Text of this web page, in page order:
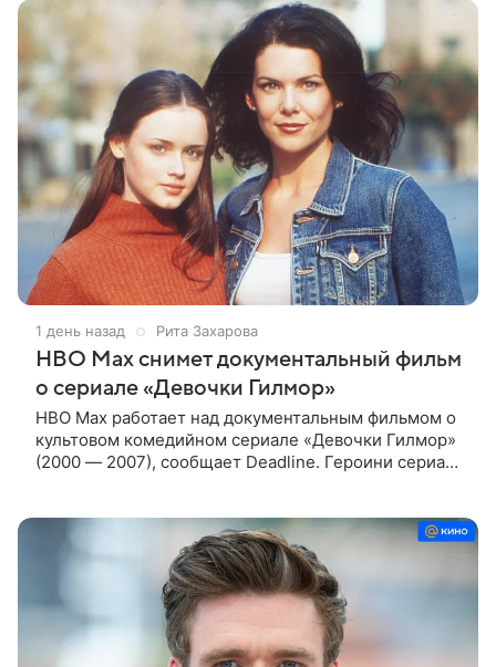
1 день назад Рита Захарова
HBO Max снимет документальный фильм
о сериале «Девочки Гилмор»
HBO Max работает над документальным фильмом о
культовом комедийном сериале «Девочки Гилмор»
(2000 — 2007), сообщает Deadline. Героини сериала